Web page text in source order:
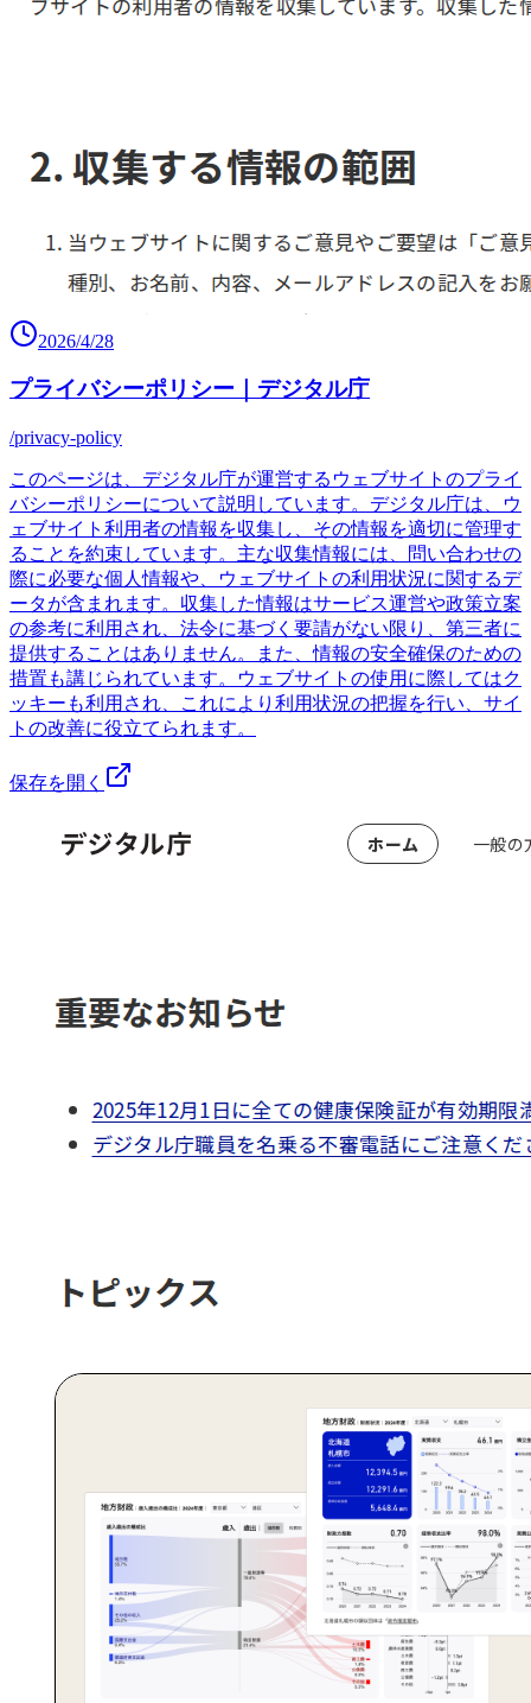
2026/4/28
プライバシーポリシー｜デジタル庁
/privacy-policy
このページは、デジタル庁が運営するウェブサイトのプライ
バシーポリシーについて説明しています。デジタル庁は、ウ
ェブサイト利用者の情報を収集し、その情報を適切に管理す
ることを約束しています。主な収集情報には、問い合わせの
際に必要な個人情報や、ウェブサイトの利用状況に関するデ
ータが含まれます。収集した情報はサービス運営や政策立案
の参考に利用され、法令に基づく要請がない限り、第三者に
提供することはありません。また、情報の安全確保のための
措置も講じられています。ウェブサイトの使用に際してはク
ッキーも利用され、これにより利用状況の把握を行い、サイ
トの改善に役立てられます。
保存を開く